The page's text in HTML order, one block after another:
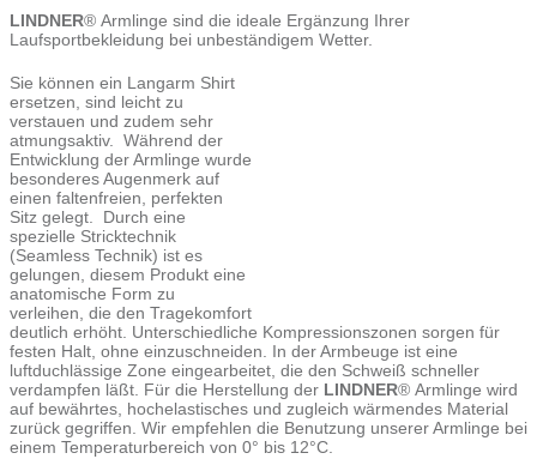
LINDNER® Armlinge sind die ideale Ergänzung Ihrer
Laufsportbekleidung bei unbeständigem Wetter.
Sie können ein Langarm Shirt
ersetzen, sind leicht zu
verstauen und zudem sehr
atmungsaktiv. Während der
Entwicklung der Armlinge wurde
besonderes Augenmerk auf
einen faltenfreien, perfekten
Sitz gelegt. Durch eine
spezielle Stricktechnik
(Seamless Technik) ist es
gelungen, diesem Produkt eine
anatomische Form zu
verleihen, die den Tragekomfort
deutlich erhöht. Unterschiedliche Kompressionszonen sorgen für
festen Halt, ohne einzuschneiden. In der Armbeuge ist eine
luftduchlässige Zone eingearbeitet, die den Schweiß schneller
verdampfen läßt. Für die Herstellung der LINDNER® Armlinge wird
auf bewährtes, hochelastisches und zugleich wärmendes Material
zurück gegriffen. Wir empfehlen die Benutzung unserer Armlinge bei
einem Temperaturbereich von 0° bis 12°C.